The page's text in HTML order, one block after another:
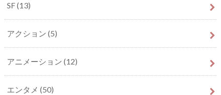
SF(13)
アクション (5)
アニメーション (12)
エンタメ (50)